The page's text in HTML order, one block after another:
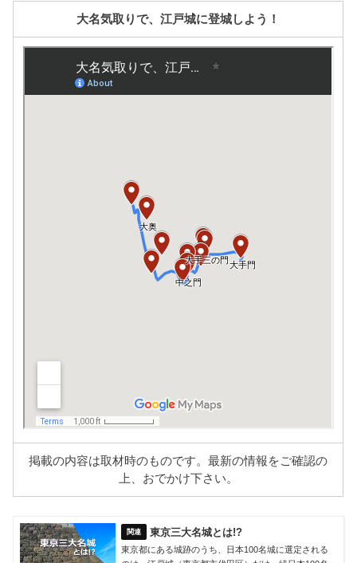
大名気取りで、江戸城に登城しよう！
掲載の内容は取材時のものです。最新の情報をご確認の
上、おでかけ下さい。
東京三大名城とは!?
東京都にある城跡のうち、日本100名城に選定される